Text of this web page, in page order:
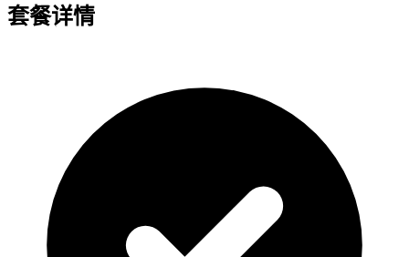
套餐详情